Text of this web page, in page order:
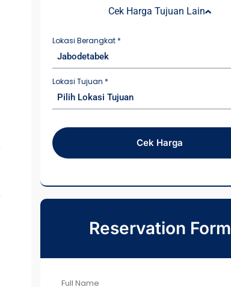
Cek Harga Tujuan Lain
Lokasi Berangkat *
Jabodetabek
Lokasi Tujuan *
Pilih Lokasi Tujuan
Cek Harga
Reservation Form